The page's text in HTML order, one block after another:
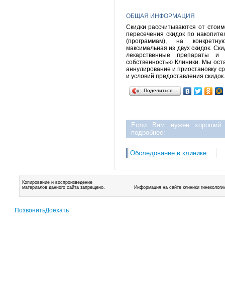
ОБЩАЯ ИНФОРМАЦИЯ
Скидки рассчитываются от
пересечения скидок по
(программам), на
максимальная из двух скидок.
лекарственные препараты и
собственностью Клиники. Мы
аннулирование и приостановку
и условий предоставления скидок.
Поделиться…
Если Вам нужен хороший
подробнее:
Обследование в клинике
Копирование и воспроизведение
материалов данного сайта запрещено.
Информация на сайте клиники
ПозвонитьДоехать